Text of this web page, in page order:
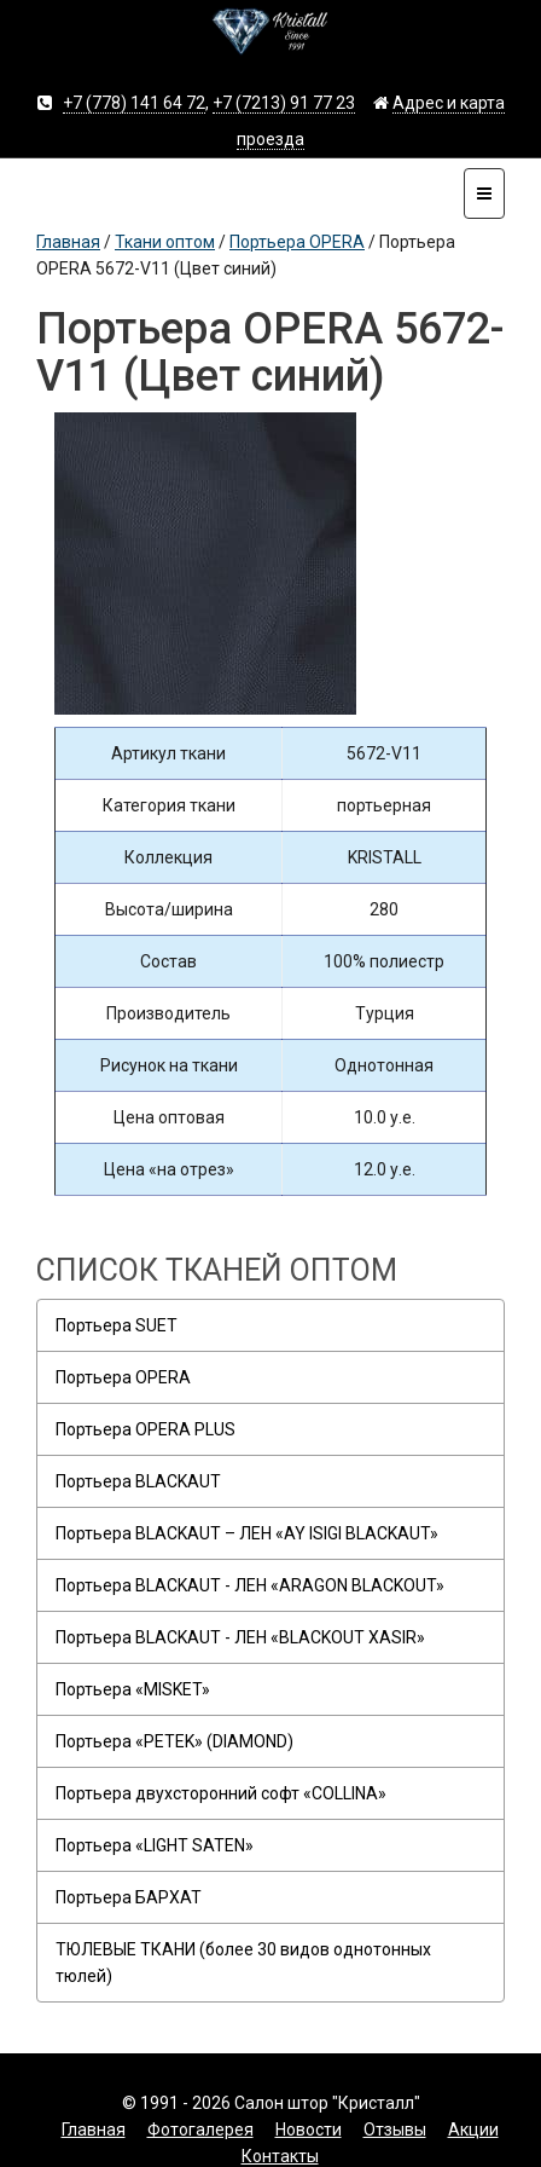
+7 (778) 141 64 72, +7 (7213) 91 77 23
Адрес и карта
проезда
Главная /Ткани оптом / Портьера OPERA / Портьера
OPERA 5672-V11 (Цвет синий)
Портьера OPERA 5672-
V11 (Цвет синий)
Артикул ткани 5672-V11
Категория ткани портьерная
Коллекция KRISTALL
Высота/ширина 280
Состав 100% полиестр
Производитель Турция
Рисунок на ткани Однотонная
Цена оптовая 10.0 у.е.
Цена «на отрез» 12.0 у.е.
СПИСОК ТКАНЕЙ ОПТОМ
Портьера SUET
Портьера OPERA
Портьера OPERA PLUS
Портьера BLACKAUT
Портьера BLACKAUT – ЛЕН «AY ISIGI BLACKAUT»
Портьера BLACKAUT - ЛЕН «ARAGON BLACKOUT»
Портьера BLACKAUT - ЛЕН «BLACKOUT XASIR»
Портьера «MISKET»
Портьера «PETEK» (DIAMOND)
Портьера двухсторонний софт «COLLINA»
Портьера «LIGHT SATEN»
Портьера БАРХАТ
ТЮЛЕВЫЕ ТКАНИ (более 30 видов однотонных
тюлей)
© 1991 - 2026 Салон штор "Кристалл"
Главная
Фотогалерея Новости Отзывы
Акции
Контакты